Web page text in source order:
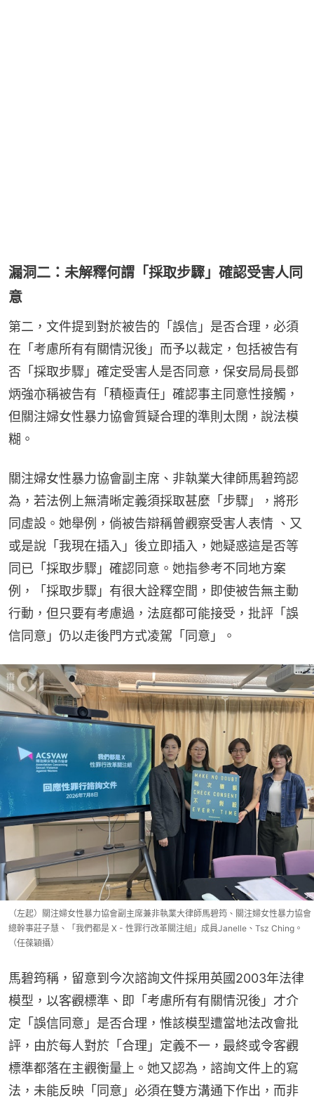
漏洞二：未解釋何謂「採取步驟」確認受害人同
意
第二，文件提到對於被告的「誤信」是否合理，必須
在「考慮所有有關情況後」而予以裁定，包括被告有
否「採取步驟」確定受害人是否同意，保安局局長鄧
炳強亦稱被告有「積極責任」確認事主同意性接觸，
但關注婦女性暴力協會質疑合理的準則太闊，說法模
糊。
關注婦女性暴力協會副主席、非執業大律師馬碧筠認
為，若法例上無清晰定義須採取甚麼「步驟」，將形
同虛設。她舉例，倘被告辯稱曾觀察受害人表情 、又
或是說「我現在插入」後立即插入，她疑惑這是否等
同已「採取步驟」確認同意。她指參考不同地方案
例，「採取步驟」有很大詮釋空間，即使被告無主動
行動，但只要有考慮過，法庭都可能接受，批評「誤
信同意」仍以走後門方式凌駕「同意」。
（左起）關注婦女性暴力協會副主席兼非執業大律師馬碧筠、關注婦女性暴力協會
總幹事莊子慧、「我們都是 X - 性罪行改革關注組」成員Janelle、Tsz Ching。
（任葆穎攝）
馬碧筠稱，留意到今次諮詢文件採用英國2003年法律
模型，以客觀標準、即「考慮所有有關情況後」才介
定「誤信同意」是否合理，惟該模型遭當地法改會批
評，由於每人對於「合理」定義不一，最終或令客觀
標準都落在主觀衡量上。她又認為，諮詢文件上的寫
法，未能反映「同意」必須在雙方溝通下作出，而非